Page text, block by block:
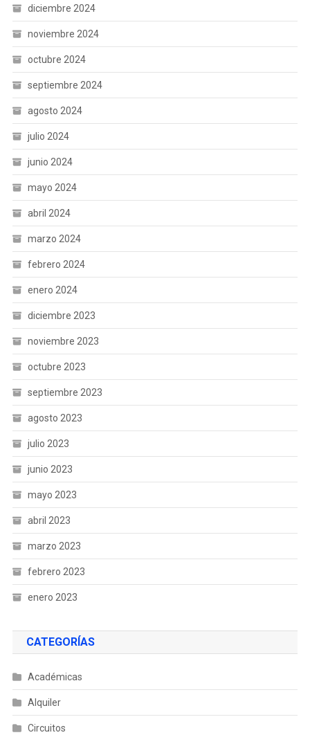
diciembre 2024
noviembre 2024
octubre 2024
septiembre 2024
agosto 2024
julio 2024
junio 2024
mayo 2024
abril 2024
marzo 2024
febrero 2024
enero 2024
diciembre 2023
noviembre 2023
octubre 2023
septiembre 2023
agosto 2023
julio 2023
junio 2023
mayo 2023
abril 2023
marzo 2023
febrero 2023
enero 2023
CATEGORÍAS
Académicas
Alquiler
Circuitos